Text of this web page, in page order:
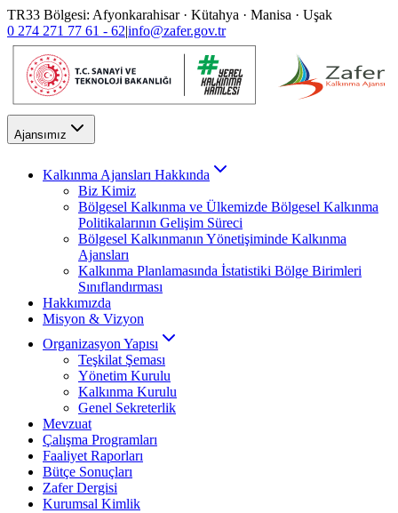
TR33 Bölgesi: Afyonkarahisar · Kütahya · Manisa · Uşak
0 274 271 77 61 - 62|info@zafer.gov.tr
Ajansımız
Kalkınma Ajansları Hakkında
Biz Kimiz
Bölgesel Kalkınma ve Ülkemizde Bölgesel Kalkınma
Politikalarının Gelişim Süreci
Bölgesel Kalkınmanın Yönetişiminde Kalkınma
Ajansları
Kalkınma Planlamasında İstatistiki Bölge Birimleri
Sınıflandırması
Hakkımızda
Misyon & Vizyon
Organizasyon Yapısı
Teşkilat Şeması
Yönetim Kurulu
Kalkınma Kurulu
Genel Sekreterlik
Mevzuat
Çalışma Programları
Faaliyet Raporları
Bütçe Sonuçları
Zafer Dergisi
Kurumsal Kimlik